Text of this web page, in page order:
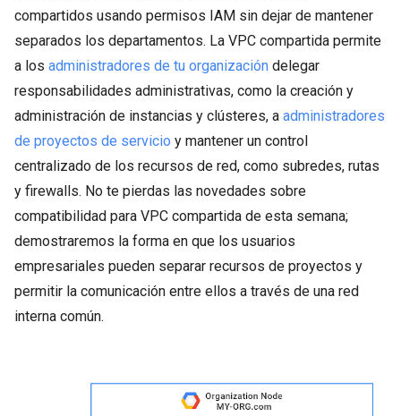
compartidos usando permisos IAM sin dejar de mantener
separados los departamentos. La VPC compartida permite
a los administradores de tu organización delegar
responsabilidades administrativas, como la creación y
administración de instancias y clústeres, a administradores
de proyectos de servicio y mantener un control
centralizado de los recursos de red, como subredes, rutas
y firewalls. No te pierdas las novedades sobre
compatibilidad para VPC compartida de esta semana;
demostraremos la forma en que los usuarios
empresariales pueden separar recursos de proyectos y
permitir la comunicación entre ellos a través de una red
interna común.